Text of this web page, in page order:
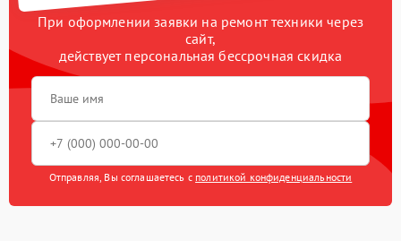
При оформлении заявки на ремонт техники через
сайт,
действует персональная бессрочная скидка
Отправляя, Вы соглашаетесь с политикой конфиденциальности